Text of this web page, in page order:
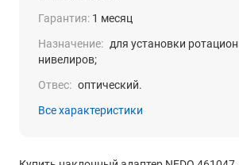
Гарантия: 1 месяц
Назначение: для установки
нивелиров;
Отвес: оптический.
Все характеристики